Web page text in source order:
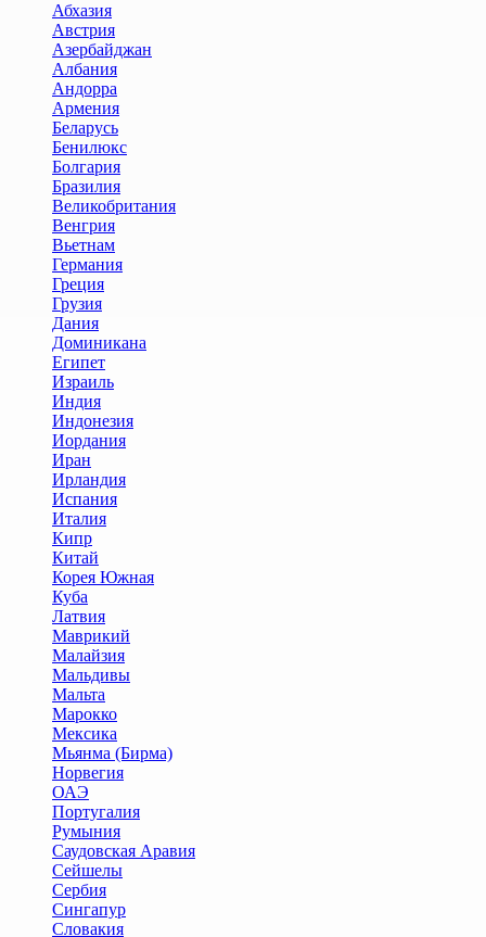
Абхазия
Австрия
Азербайджан
Албания
Андорра
Армения
Беларусь
Бенилюкс
Болгария
Бразилия
Великобритания
Венгрия
Вьетнам
Германия
Греция
Грузия
Дания
Доминикана
Египет
Израиль
Индия
Индонезия
Иордания
Иран
Ирландия
Испания
Италия
Кипр
Китай
Корея Южная
Куба
Латвия
Маврикий
Малайзия
Мальдивы
Мальта
Марокко
Мексика
Мьянма (Бирма)
Норвегия
ОАЭ
Португалия
Румыния
Саудовская Аравия
Сейшелы
Сербия
Сингапур
Словакия